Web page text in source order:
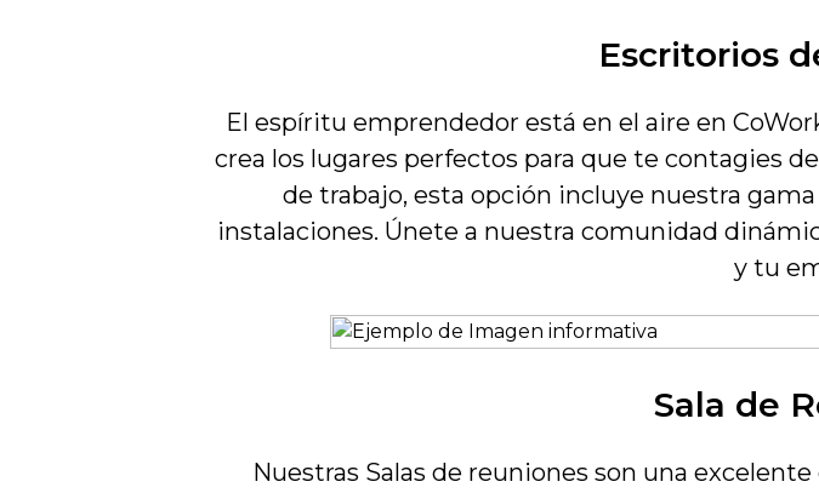
Escritorios
El espíritu emprendedor está en el aire en
crea los lugares perfectos para que te contagies
de trabajo, esta opción incluye nuestra
instalaciones. Únete a nuestra comunidad
y tu
Sala de
Nuestras Salas de reuniones son una